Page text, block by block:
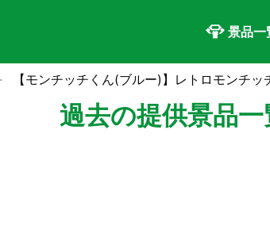
景品一
【モンチッチくん(ブルー)】レトロモンチ
過去の提供景品一